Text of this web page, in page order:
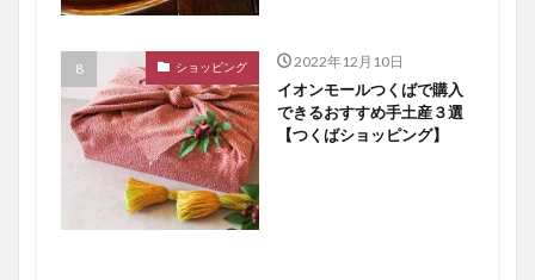
ショッピング 2022年12月10日
イオンモールつくばで購入
できるおすすめ手土産３選
【つくばショッピング】